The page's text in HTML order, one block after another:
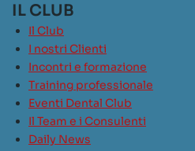
IL CLUB
Il Club
I nostri Clienti
Incontri e formazione
Training professionale
Eventi Dental Club
Il Team e i Consulenti
Daily News